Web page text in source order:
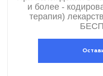
и более -
терапия)